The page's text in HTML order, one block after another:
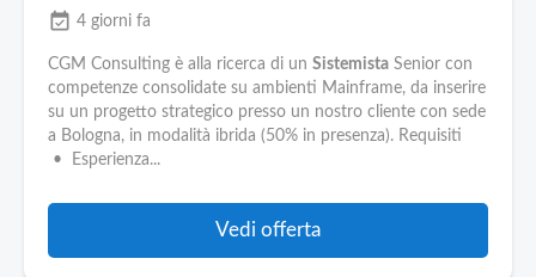
event_available 4 giorni fa
CGM Consulting è alla ricerca di un Sistemista Senior con
competenze consolidate su ambienti Mainframe, da inserire
su un progetto strategico presso un nostro cliente con sede
a Bologna, in modalità ibrida (50% in presenza). Requisiti
• Esperienza...
Vedi offerta